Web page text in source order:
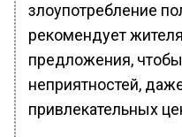
злоупотребление
рекомендует
предложения,
неприятностей,
привлекательных